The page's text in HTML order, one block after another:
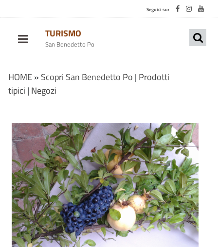
Seguici su:
TURISMO
San Benedetto Po
HOME » Scopri San Benedetto Po | Prodotti
tipici | Negozi